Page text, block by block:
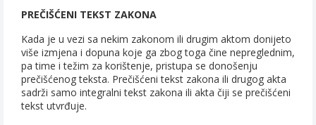
PREČIŠĆENI TEKST ZAKONA
Kada je u vezi sa nekim zakonom ili drugim aktom donijeto
više izmjena i dopuna koje ga zbog toga čine nepreglednim,
pa time i težim za korištenje, pristupa se donošenju
prečišćenog teksta. Prečišćeni tekst zakona ili drugog akta
sadrži samo integralni tekst zakona ili akta čiji se prečišćeni
tekst utvrđuje.